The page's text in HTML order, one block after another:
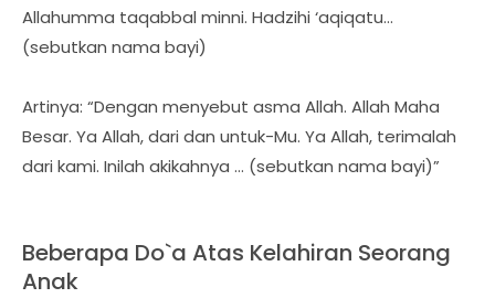
Allahumma taqabbal minni. Hadzihi ‘aqiqatu…
(sebutkan nama bayi)
Artinya: “Dengan menyebut asma Allah. Allah Maha
Besar. Ya Allah, dari dan untuk-Mu. Ya Allah, terimalah
dari kami. Inilah akikahnya … (sebutkan nama bayi)”
Beberapa Do`a Atas Kelahiran Seorang
Anak